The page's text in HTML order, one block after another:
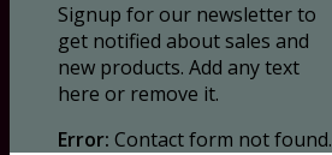
Signup for our newsletter to
get notified about sales and
new products. Add any text
here or remove it.
Error: Contact form not found.